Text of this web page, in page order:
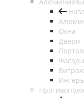
Окна
Двери
Фасады